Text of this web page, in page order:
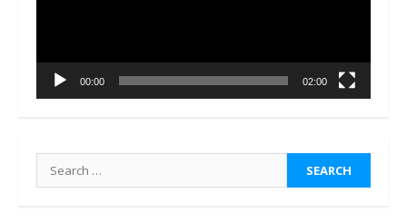
00:00 02:00
Search
for: